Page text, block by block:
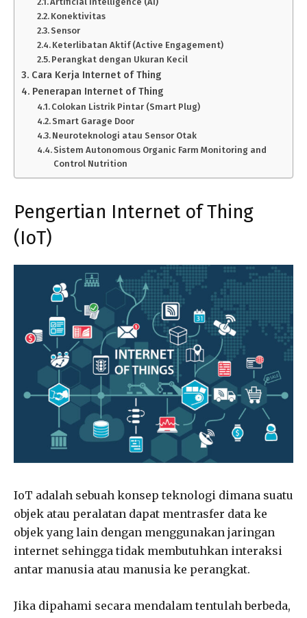
Konektivitas
Sensor
Keterlibatan Aktif (Active Engagement)
Perangkat dengan Ukuran Kecil
Cara Kerja Internet of Thing
Penerapan Internet of Thing
Colokan Listrik Pintar (Smart Plug)
Smart Garage Door
Neuroteknologi atau Sensor Otak
Sistem Autonomous Organic Farm Monitoring and
Control Nutrition
Pengertian Internet of Thing
(IoT)
IoT adalah sebuah konsep teknologi dimana suatu
objek atau peralatan dapat mentrasfer data ke
objek yang lain dengan menggunakan jaringan
internet sehingga tidak membutuhkan interaksi
antar manusia atau manusia ke perangkat.
Jika dipahami secara mendalam tentulah berbeda,